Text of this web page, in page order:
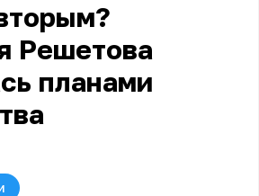
Решетова
планами